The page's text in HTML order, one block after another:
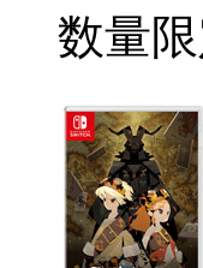
数量